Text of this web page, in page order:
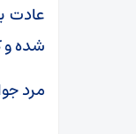
عادت
شده و
مرد